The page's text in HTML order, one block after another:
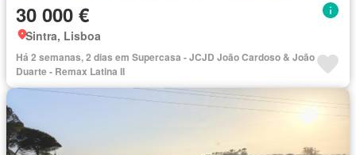
30 000 €
Sintra, Lisboa
Há 2 semanas, 2 dias em Supercasa - JCJD João Cardoso & João
Duarte - Remax Latina II